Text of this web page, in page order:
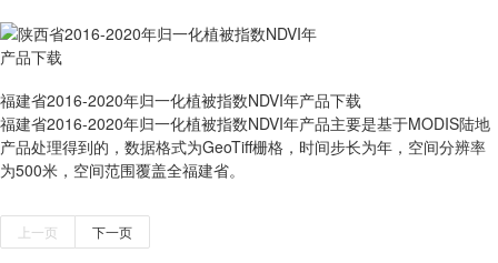
福建省2016-2020年归一化植被指数NDVI年产品下载
福建省2016-2020年归一化植被指数NDVI年产品主要是基于MODIS陆地
产品处理得到的，数据格式为GeoTiff栅格，时间步长为年，空间分辨率
为500米，空间范围覆盖全福建省。
上一页 下一页